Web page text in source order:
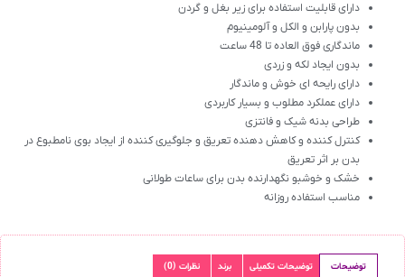
دارای قابلیت استفاده برای زیر بغل و گردن
بدون پارابن و الکل و آلومینیوم
ماندگاری فوق العاده تا 48 ساعت
بدون ایجاد لکه و زردی
دارای رایحه ای خوش و ماندگار
دارای عملکرد مطلوب و بسیار کاربردی
طراحی بدنه شیک و فانتزی
کنترل کننده و کاهش دهنده تعریق و جلوگیری کننده از ایجاد بوی نامطبوع در
بدن بر اثر تعریق
خشک و خوشبو نگهدارنده بدن برای ساعات طولانی
مناسب استفاده روزانه
توضیحات توضیحات تکمیلی برند نظرات (0)